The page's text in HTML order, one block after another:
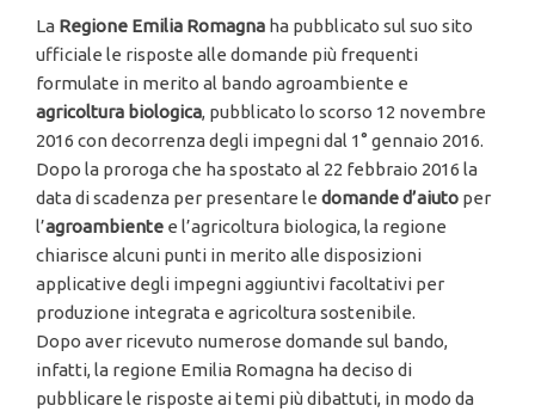
La Regione Emilia Romagna ha pubblicato sul suo sito
ufficiale le risposte alle domande più frequenti
formulate in merito al bando agroambiente e
agricoltura biologica, pubblicato lo scorso 12 novembre
2016 con decorrenza degli impegni dal 1° gennaio 2016.
Dopo la proroga che ha spostato al 22 febbraio 2016 la
data di scadenza per presentare le domande d’aiuto per
l’agroambiente e l’agricoltura biologica, la regione
chiarisce alcuni punti in merito alle disposizioni
applicative degli impegni aggiuntivi facoltativi per
produzione integrata e agricoltura sostenibile.
Dopo aver ricevuto numerose domande sul bando,
infatti, la regione Emilia Romagna ha deciso di
pubblicare le risposte ai temi più dibattuti, in modo da